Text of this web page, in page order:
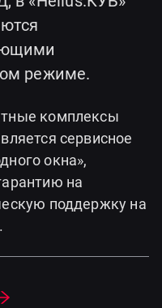
режиме.
комплексы
сервисное
окна»,
на
поддержку на